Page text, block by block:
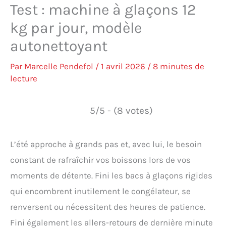
Test : machine à glaçons 12
kg par jour, modèle
autonettoyant
Par Marcelle Pendefol / 1 avril 2026 / 8 minutes de
lecture
5/5 - (8 votes)
L’été approche à grands pas et, avec lui, le besoin
constant de rafraîchir vos boissons lors de vos
moments de détente. Fini les bacs à glaçons rigides
qui encombrent inutilement le congélateur, se
renversent ou nécessitent des heures de patience.
Fini également les allers-retours de dernière minute